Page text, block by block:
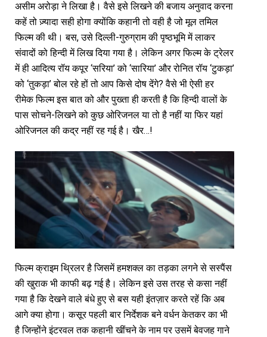
असीम अरोड़ा ने लिखा है। वैसे इसे लिखने की बजाय अनुवाद करना
कहें तो ज़्यादा सही होगा क्योंकि कहानी तो वही है जो मूल तमिल
फिल्म की थी। बस, उसे दिल्ली-गुरुग्राम की पृष्ठभूमि में लाकर
संवादों को हिन्दी में लिख दिया गया है। लेकिन अगर फिल्म के ट्रेलर
में ही आदित्य रॉय कपूर ‘सरिया’ को ‘सारिया’ और रोनित रॉय ‘टुकड़ा’
को ‘तुकड़ा’ बोल रहे हों तो आप किसे दोष देंगे? वैसे भी ऐसी हर
रीमेक फिल्म इस बात को और पुख्ता ही करती है कि हिन्दी वालों के
पास सोचने-लिखने को कुछ ओरिजनल या तो है नहीं या फिर यहां
ओरिजनल की कद्र नहीं रह गई है। खैर…!
फिल्म क्राइम थ्रिलर है जिसमें हमशक्ल का तड़का लगने से सस्पैंस
की खुराक भी काफी बढ़ गई है। लेकिन इसे उस तरह से कसा नहीं
गया है कि देखने वाले बंधे हुए से बस यही इंतज़ार करते रहें कि अब
आगे क्या होगा। कसूर पहली बार निर्देशक बने वर्धन केतकर का भी
है जिन्होंने इंटरवल तक कहानी खींचने के नाम पर उसमें बेवजह गाने